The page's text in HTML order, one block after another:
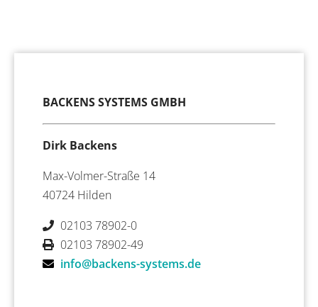
BACKENS SYSTEMS GMBH
Dirk Backens
Max-Volmer-Straße 14
40724 Hilden
02103 78902-0
02103 78902-49
info@backens-systems.de